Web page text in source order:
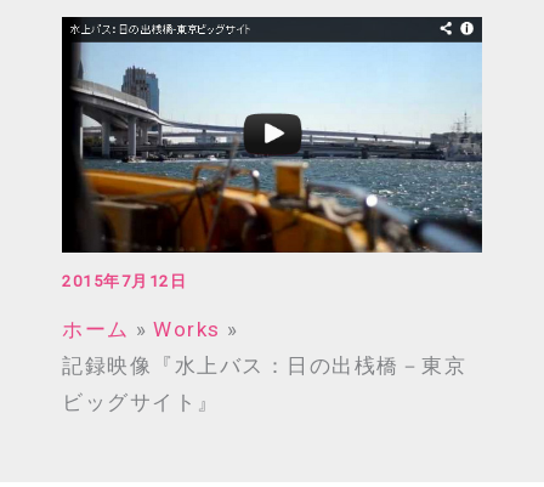
2015年7月12日
ホーム
Works
記録映像『水上バス：日の出桟橋－東京
ビッグサイト』